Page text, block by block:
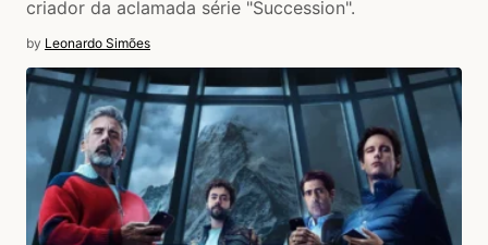
criador da aclamada série "Succession".
by Leonardo Simões